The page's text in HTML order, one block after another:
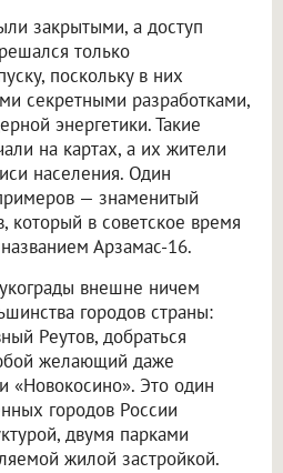
закрытыми, а доступ
только
поскольку в них
секретными разработками,
энергетики. Такие
на картах, а их жители
населения. Один
— знаменитый
который в советское время
Арзамас-16.
внешне ничем
городов страны:
Реутов, добраться
желающий даже
«Новокосино». Это один
городов России
двумя парками
жилой застройкой.